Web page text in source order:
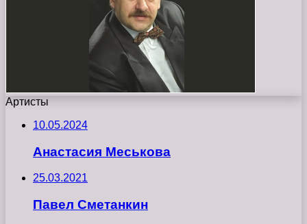
Артисты
10.05.2024
Анастасия Меськова
25.03.2021
Павел Сметанкин